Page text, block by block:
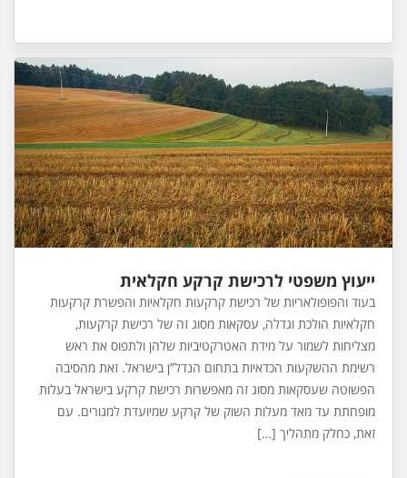
ייעוץ משפטי לרכישת קרקע חקלאית
בעוד והפופולאריות של רכישת קרקעות חקלאיות והפשרת קרקעות
חקלאיות הולכת וגדלה, עסקאות מסוג זה של רכישת קרקעות,
מצליחות לשמור על מידת האטרקטיביות שלהן ולתפוס את ראש
רשימת ההשקעות הכדאיות בתחום הנדל”ן בישראל. זאת מהסיבה
הפשוטה שעסקאות מסוג זה מאפשרות רכישת קרקע בישראל בעלות
מופחתת עד מאד מעלות השוק של קרקע שמיועדת למגורים. עם
זאת, כחלק מתהליך […]